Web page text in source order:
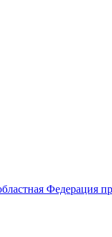
Федерация